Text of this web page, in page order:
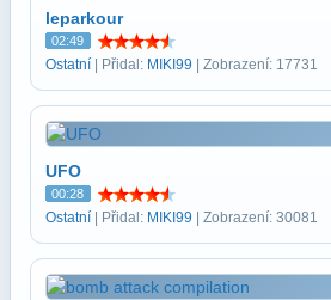
leparkour
02:49
Ostatní | Přidal: MIKI99 | Zobrazení: 17731
UFO
00:28
Ostatní | Přidal: MIKI99 | Zobrazení: 30081